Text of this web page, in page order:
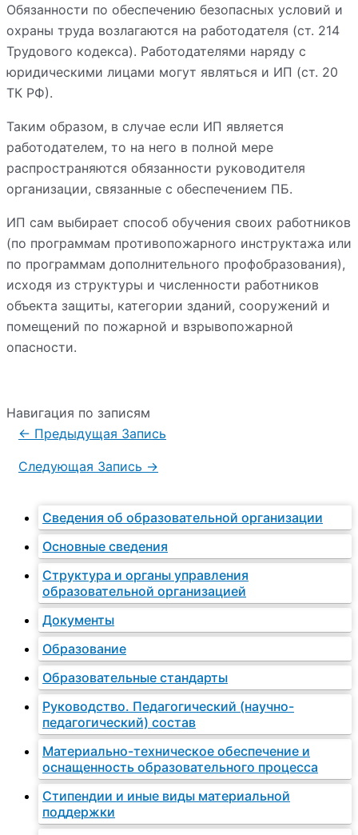
Сведения об образовательной организации
Основные сведения
Структура и органы управления
образовательной организацией
Документы
Образование
Образовательные стандарты
Руководство. Педагогический (научно-
педагогический) состав
Материально-техническое обеспечение и
оснащенность образовательного процесса
Стипендии и иные виды материальной
поддержки
Обязанности по обеспечению безопасных условий и
охраны труда возлагаются на работодателя (ст. 214
Трудового кодекса). Работодателями наряду с
юридическими лицами могут являться и ИП (ст. 20
ТК РФ).
Таким образом, в случае если ИП является
работодателем, то на него в полной мере
распространяются обязанности руководителя
организации, связанные с обеспечением ПБ.
ИП сам выбирает способ обучения своих работников
(по программам противопожарного инструктажа или
по программам дополнительного профобразования),
исходя из структуры и численности работников
объекта защиты, категории зданий, сооружений и
помещений по пожарной и взрывопожарной
опасности.
Навигация по записям
← Предыдущая Запись
Следующая Запись →